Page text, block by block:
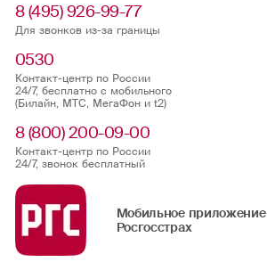
8 (495) 926-99-77
Для звонков из-за границы
0530
Контакт-центр по России
24/7, бесплатно с мобильного
(Билайн, МТС, МегаФон и t2)
8 (800) 200-09-00
Контакт-центр по России
24/7, звонок бесплатный
Мобильное приложение
Росгосстрах